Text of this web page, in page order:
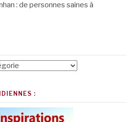
: de personnes saines à
: